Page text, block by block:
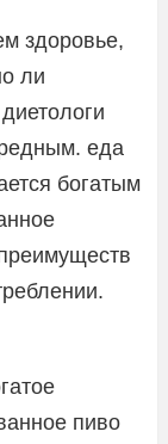
здоровье,
ли
еда
богатым
пиво